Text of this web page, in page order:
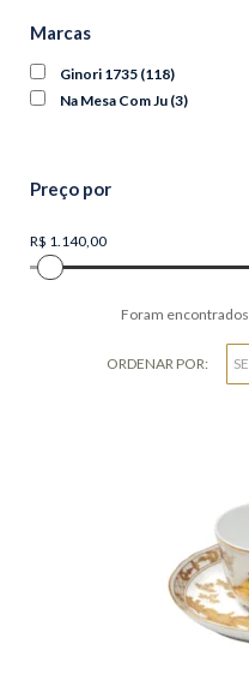
Marcas
Ginori 1735 (118)
Na Mesa Com Ju (3)
Preço por
Foram encontrados
ORDENAR POR: